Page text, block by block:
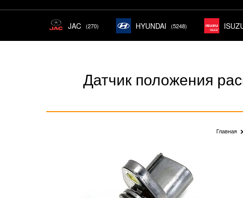
JAC (270) HYUNDAI (5248)
Датчик положения
Главная